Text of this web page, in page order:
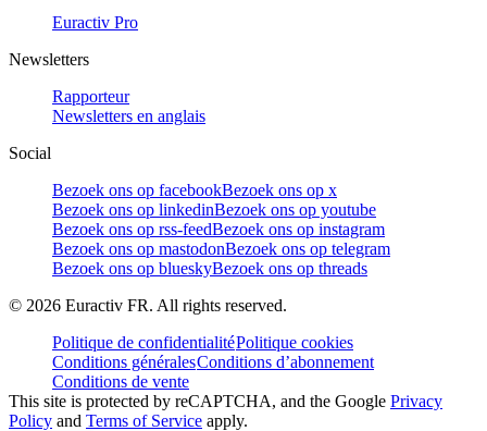
Euractiv Pro
Newsletters
Rapporteur
Newsletters en anglais
Social
Bezoek ons op facebookBezoek ons op x
Bezoek ons op linkedinBezoek ons op youtube
Bezoek ons op rss-feedBezoek ons op instagram
Bezoek ons op mastodonBezoek ons op telegram
Bezoek ons op blueskyBezoek ons op threads
© 2026 Euractiv FR. All rights reserved.
Politique de confidentialitéPolitique cookies
Conditions généralesConditions d’abonnement
Conditions de vente
This site is protected by reCAPTCHA, and the Google Privacy
Policy and Terms of Service apply.